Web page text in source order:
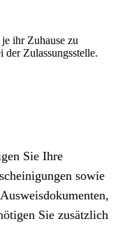
ihr Zuhause zu
der Zulassungsstelle.
Sie Ihre
sowie
Sie zusätzlich